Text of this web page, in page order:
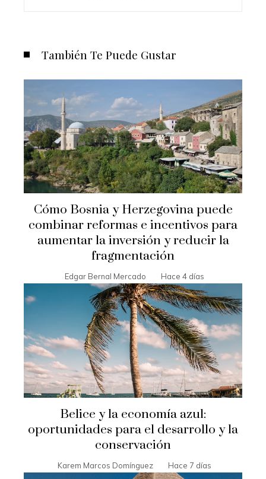
También Te Puede Gustar
Cómo Bosnia y Herzegovina puede
combinar reformas e incentivos para
aumentar la inversión y reducir la
fragmentación
Edgar Bernal Mercado Hace 4 días
Belice y la economía azul:
oportunidades para el desarrollo y la
conservación
Karem Marcos Domínguez Hace 7 días